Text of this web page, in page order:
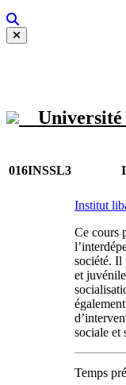
Université
016INSSL3
Institut
Ce cours
société. Il
et
sociale et
Temps